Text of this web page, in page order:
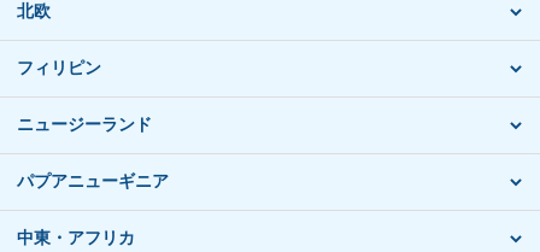
北欧
フィリピン
ニュージーランド
パプアニューギニア
中東・アフリカ